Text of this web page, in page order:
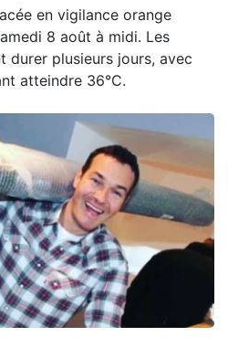
en vigilance orange
8 août à midi. Les
durer plusieurs jours, avec
atteindre 36°C.